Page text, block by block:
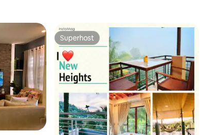
Superhost
Superhost